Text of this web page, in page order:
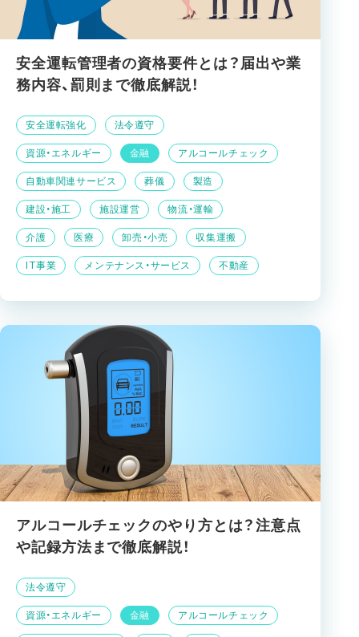
安全運転管理者の資格要件とは？届出や業
務内容、罰則まで徹底解説！
IT事業 メンテナンス・サービス 不動産
介護 医療 卸売・小売 収集運搬
建設・施工 施設運営 物流・運輸
自動車関連サービス 葬儀 製造
資源・エネルギー 金融 アルコールチェック
安全運転強化 法令遵守
アルコールチェックのやり方とは？注意点
や記録方法まで徹底解説！
資源・エネルギー 金融 アルコールチェック
法令遵守